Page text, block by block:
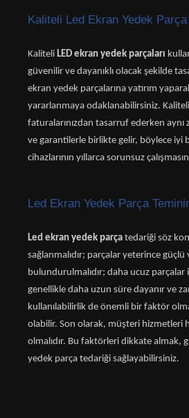
Kaliteli Led Ekran Yedek Parça
Kaliteli LED ekran yedek parçaları
güvenilir ve dayanıklı olacak şekilde
ekran yedek parçalarına yatırım
yararlanmaya odaklanabilirsiniz.
faturalarınızdan tasarruf ederken aynı
ve garantilerle birlikte gelir, böylece iyi
cihazlarının yıllarca sorunsuz
Led Ekran Yedek Parça
Led ekran yedek parça tedariği söz
sağlanmalıdır; parçalar yeterince güçlü
bulundurulmalıdır; daha ucuz
genellikle daha uzun süre dayanır ve
kullanılabilirlik de önemli bir faktör
olabilir. Son olarak, müşteri hizmetleri
olmalıdır. Bu faktörleri dikkate almak,
yedek parça tedariği sağlayabilirsiniz.